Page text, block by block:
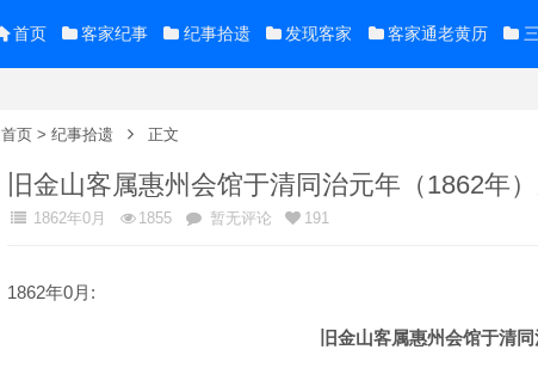
首页 客家纪事 纪事拾遗 发现客家 客家通老黄历
首页 > 纪事拾遗 正文
旧金山客属惠州会馆于清同治元年（1862年
1862年0月 1855 暂无评论 191
1862年0月:
旧金山客属惠州会馆于清